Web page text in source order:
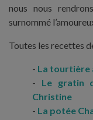
nous nous
surnommé
Toutes les recettes
La tourtière
Le gratin
Christine
La potée